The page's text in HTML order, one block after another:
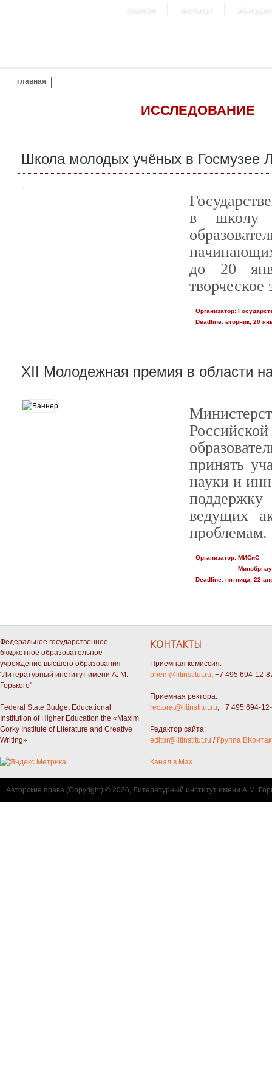
главная институт
ВЫ ЗДЕСЬ
главная
ИССЛЕДОВАНИЕ
Школа молодых учёных в Госмузее
в школу
до 20
творческое
Организатор:
Deadline:вторник, 20
XII Молодежная премия в области
принять
науки и
ведущих
проблемам.
Организатор:МИСиС
Deadline:пятница, 22
Федеральное государственное
бюджетное образовательное
учреждение высшего образования
"Литературный институт имени А. М.
Горького"
Federal State Budget Educational
Institution of Higher Education the «Maxim
Gorky Institute of Literature and Creative
Writing»
КОНТАКТЫ
Приемная комиссия:
priem@litinstitut.ru; +7 495 694-12-
Приемная ректора:
rectorat@litinstitut.ru; +7 495 694-
Редактор сайта:
editor@litinstitut.ru / Группа
Канал в Max
Авторские права (Copyright) © 2026, Литературный институт имени А.М.